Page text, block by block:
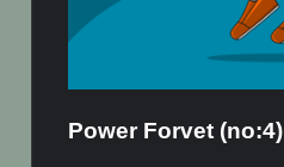
Power Forvet (no:4)